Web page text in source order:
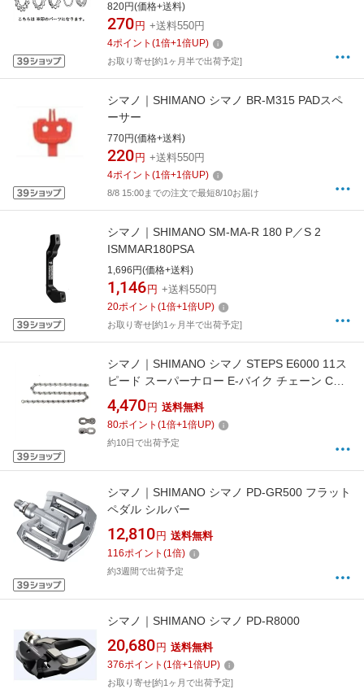
820円(価格+送料)
270 円 +送料550円
4ポイント (1倍+1倍UP)
お取り寄せ[約1ヶ月半で出荷予定]
シマノ｜SHIMANO シマノ BR-M315 PADスペ
ーサー
770円(価格+送料)
220 円 +送料550円
4ポイント (1倍+1倍UP)
8/8 15:00までの注文で最短8/10お届け
シマノ｜SHIMANO SM-MA-R 180 P／S 2
ISMMAR180PSA
1,696円(価格+送料)
1,146 円 +送料550円
20ポイント (1倍+1倍UP)
お取り寄せ[約1ヶ月半で出荷予定]
シマノ｜SHIMANO シマノ STEPS E6000 11ス
ピード スーパーナロー E-バイク チェーン CN-
HG701-11
4,470 円 送料無料
80ポイント (1倍+1倍UP)
約10日で出荷予定
シマノ｜SHIMANO シマノ PD-GR500 フラット
ペダル シルバー
12,810 円 送料無料
116ポイント (1倍)
約3週間で出荷予定
シマノ｜SHIMANO シマノ PD-R8000
20,680 円 送料無料
376ポイント (1倍+1倍UP)
お取り寄せ[約1ヶ月で出荷予定]